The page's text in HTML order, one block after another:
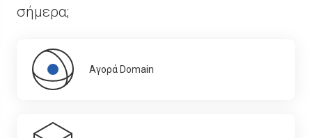
σήμερα;
Αγορά Domain